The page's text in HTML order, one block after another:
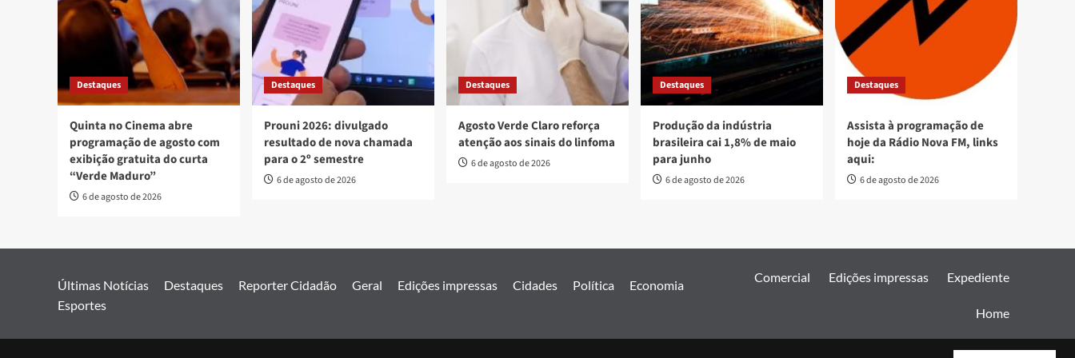
Destaques
Quinta no Cinema abre
programação de agosto com
exibição gratuita do curta
“Verde Maduro”
6 de agosto de 2026
Destaques
Prouni 2026: divulgado
resultado de nova chamada
para o 2º semestre
6 de agosto de 2026
Destaques
Agosto Verde Claro reforça
atenção aos sinais do linfoma
6 de agosto de 2026
Destaques
Produção da indústria
brasileira cai 1,8% de maio
para junho
6 de agosto de 2026
Destaques
Assista à programação de
hoje da Rádio Nova FM, links
aqui:
6 de agosto de 2026
Últimas Notícias Destaques Reporter Cidadão Geral Edições impressas Cidades Política
Economia
Esportes
Comercial Edições impressas Expediente
Home